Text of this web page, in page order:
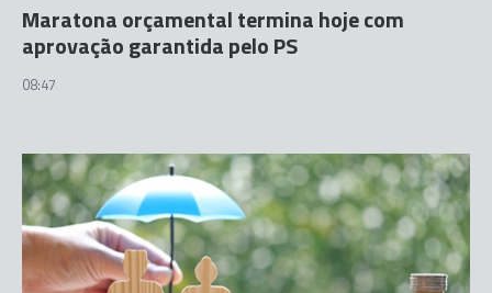
Maratona orçamental termina hoje com
aprovação garantida pelo PS
08:47